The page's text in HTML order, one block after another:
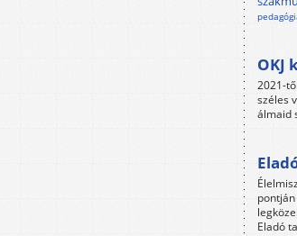
OKJ
2021-
széles
álmaid
Eladó